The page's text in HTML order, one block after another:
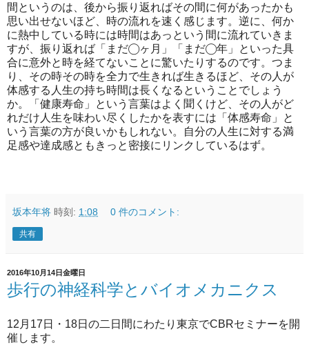
間というのは、後から振り返ればその間に何があったかも
思い出せないほど、時の流れを速く感じます。逆に、何か
に熱中している時には時間はあっという間に流れていきま
すが、振り返れば「まだ◯ヶ月」「まだ◯年」といった具
合に意外と時を経てないことに驚いたりするのです。つま
り、その時その時を全力で生きれば生きるほど、その人が
体感する人生の持ち時間は長くなるということでしょう
か。「健康寿命」という言葉はよく聞くけど、その人がど
れだけ人生を味わい尽くしたかを表すには「体感寿命」と
いう言葉の方が良いかもしれない。自分の人生に対する満
足感や達成感ともきっと密接にリンクしているはず。
坂本年将 時刻: 1:08 0 件のコメント:
共有
2016年10月14日金曜日
歩行の神経科学とバイオメカニクス
12月17日・18日の二日間にわたり東京でCBRセミナーを開
催します。